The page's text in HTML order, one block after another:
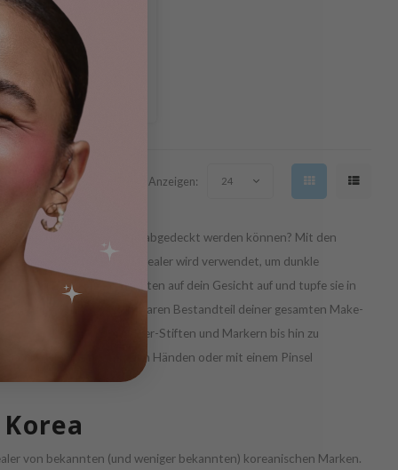
intensiv mit Nährstoffen
und gleichzeitig den
Teint ausgleichen.
33,50 €
MwSt. zzgl.
Versandkosten
Vergleichen
Zeige 1 - 7 von 7 Anzeigen: 24
nicht ausreichend abgedeckt werden können? Mit den
in der Sonne. Ein Concealer wird verwendet, um dunkle
ihn in kleinen Punkten auf dein Gesicht auf und tupfe sie in
ihn zu einem unverzichtbaren Bestandteil deiner gesamten Make-
und Größen: von Concealer-Stiften und Markern bis hin zu
mit dem Marker, mit den Händen oder mit einem Pinsel
von bekannten (und weniger bekannten) koreanischen Marken.